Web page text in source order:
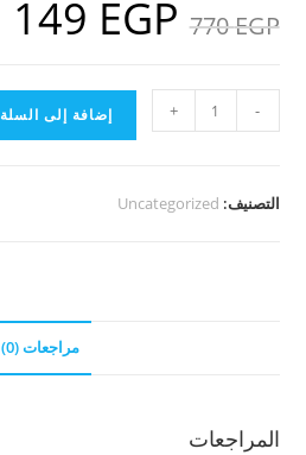
770EGP الأصلي
هو: 149 EGP
باقة
جيجا
-
+ إضافة إلى السلة
التصنيف: Uncategorized
مراجعات (0)
المراجعات